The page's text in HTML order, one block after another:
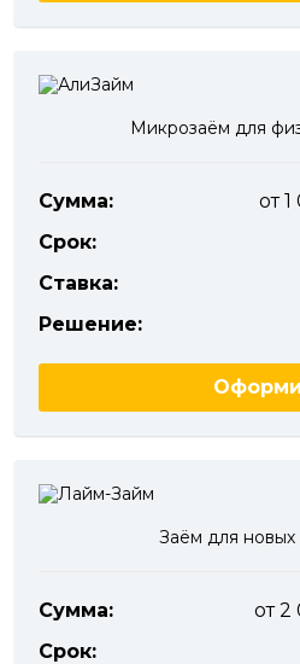
Микрозаём для
Сумма:
от
Срок:
Ставка:
Решение:
Заём для новых
Сумма:
от
Срок: